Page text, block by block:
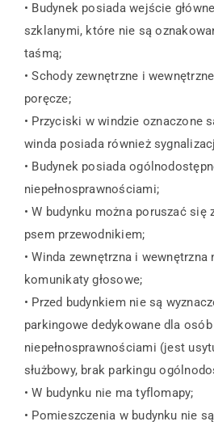
• Budynek posiada wejście
szklanymi, które nie są
taśmą;
• Schody zewnętrzne i
poręcze;
• Przyciski w windzie oznaczone
winda posiada również
• Budynek posiada
niepełnosprawnościami;
• W budynku można poruszać się
psem przewodnikiem;
• Winda zewnętrzna i
komunikaty głosowe;
• Przed budynkiem nie są
parkingowe dedykowane dla osób
niepełnosprawnościami (jest
służbowy, brak parkingu
• W budynku nie ma tyflomapy;
• Pomieszczenia w budynku nie